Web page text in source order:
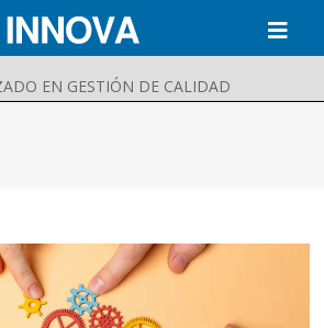
EN GESTIÓN DE CALIDAD